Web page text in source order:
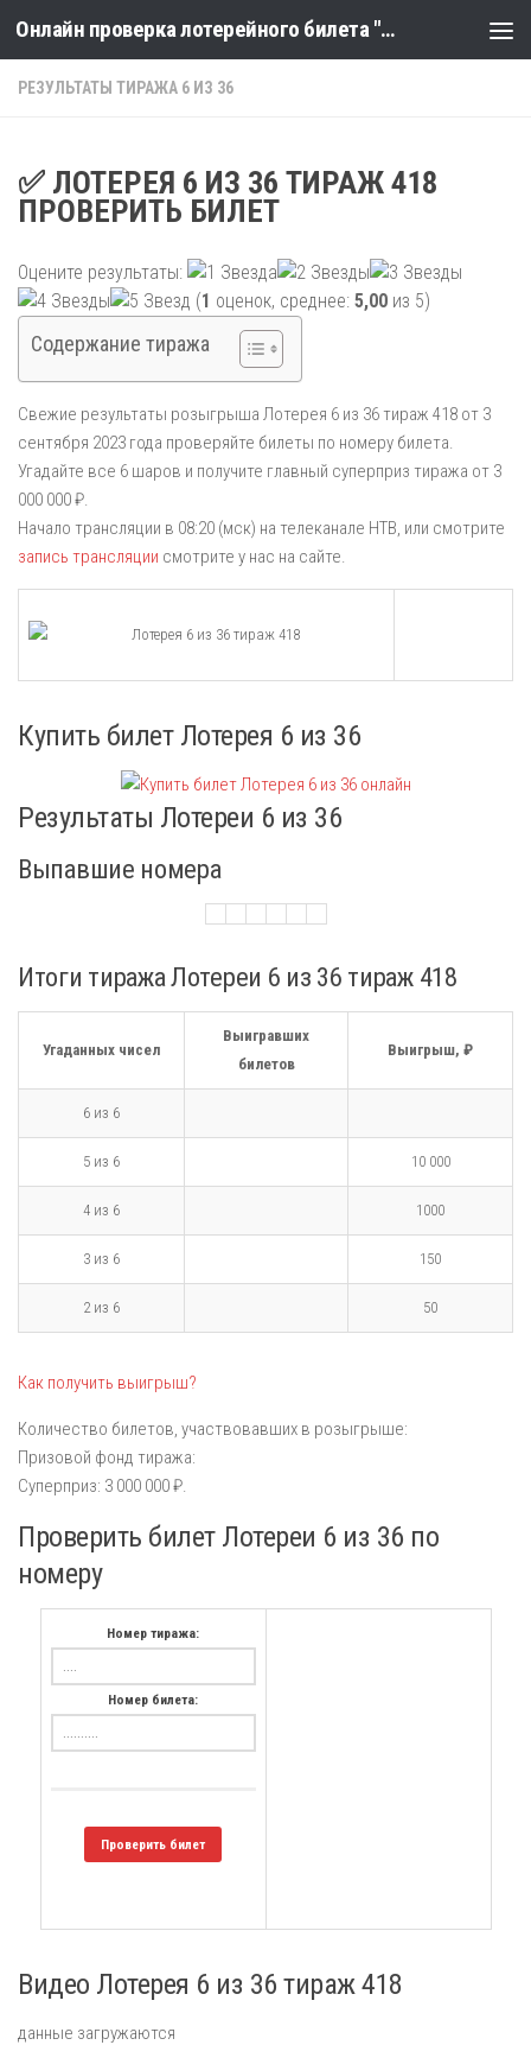
Skip to content Онлайн проверка лотерейного билета "Столото" по номеру тиража
РЕЗУЛЬТАТЫ ТИРАЖА 6 ИЗ 36
✅ ЛОТЕРЕЯ 6 ИЗ 36 ТИРАЖ 418
ПРОВЕРИТЬ БИЛЕТ
Оцените результаты:
(1 оценок, среднее: 5,00 из 5)
Содержание тиража
Свежие результаты розыгрыша Лотерея 6 из 36 тираж 418 от 3
сентября 2023 года проверяйте билеты по номеру билета.
Угадайте все 6 шаров и получите главный суперприз тиража от 3
000 000 ₽.
Начало трансляции в 08:20 (мск) на телеканале НТВ, или смотрите
запись трансляции смотрите у нас на сайте.
Купить билет Лотерея 6 из 36
Результаты Лотереи 6 из 36
Выпавшие номера
Итоги тиража Лотереи 6 из 36 тираж 418
Угаданных чисел
Выигравших
билетов
Выигрыш, ₽
6 из 6
5 из 6 10 000
4 из 6 1000
3 из 6 150
2 из 6 50
Как получить выигрыш?
Количество билетов, участвовавших в розыгрыше:
Призовой фонд тиража:
Суперприз: 3 000 000 ₽.
Проверить билет Лотереи 6 из 36 по
номеру
Номер тиража:
Номер билета:
Проверить билет
Видео Лотерея 6 из 36 тираж 418
данные загружаются